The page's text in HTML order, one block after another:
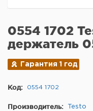
0554 1702
держатель
Гарантия 1 год
Код: 0554 1702
Производитель: Testo